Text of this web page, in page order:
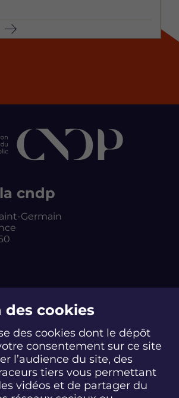
cookies
des cookies dont le dépôt
consentement sur ce site
l’audience du site, des
tiers vous permettant
vidéos et de partager du
cndp
Germain
S
u
i
v
e
S
u
i
v
e
S
u
i
v
e
S
u
i
v
e